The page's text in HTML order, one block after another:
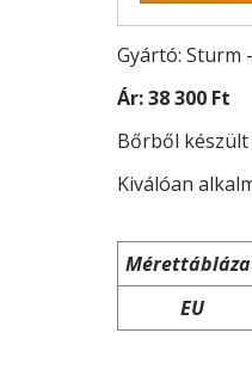
Gyártó: Sturm
Ár:38 300 Ft
Bőrből készült
Kiválóan
EU